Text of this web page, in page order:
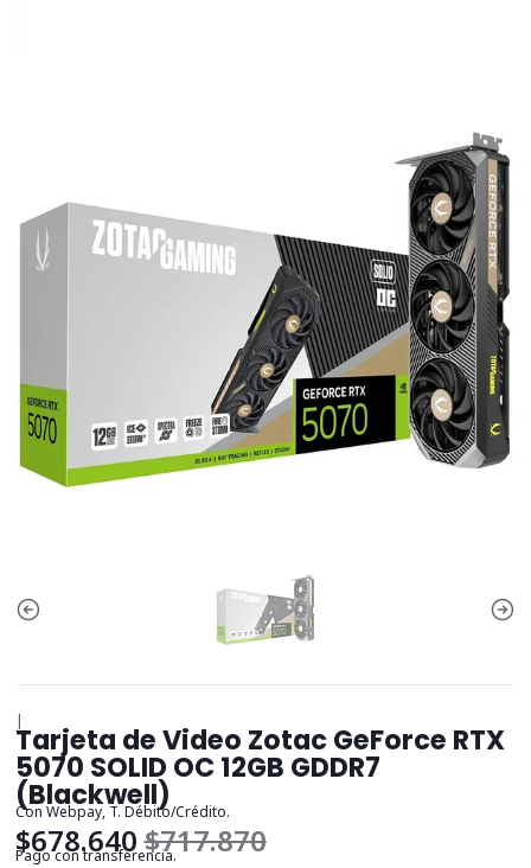
|
Tarjeta de Video Zotac GeForce RTX
5070 SOLID OC 12GB GDDR7
(Blackwell)
Con Webpay, T. Débito/Crédito.
$678.640$717.870
Pago con transferencia.